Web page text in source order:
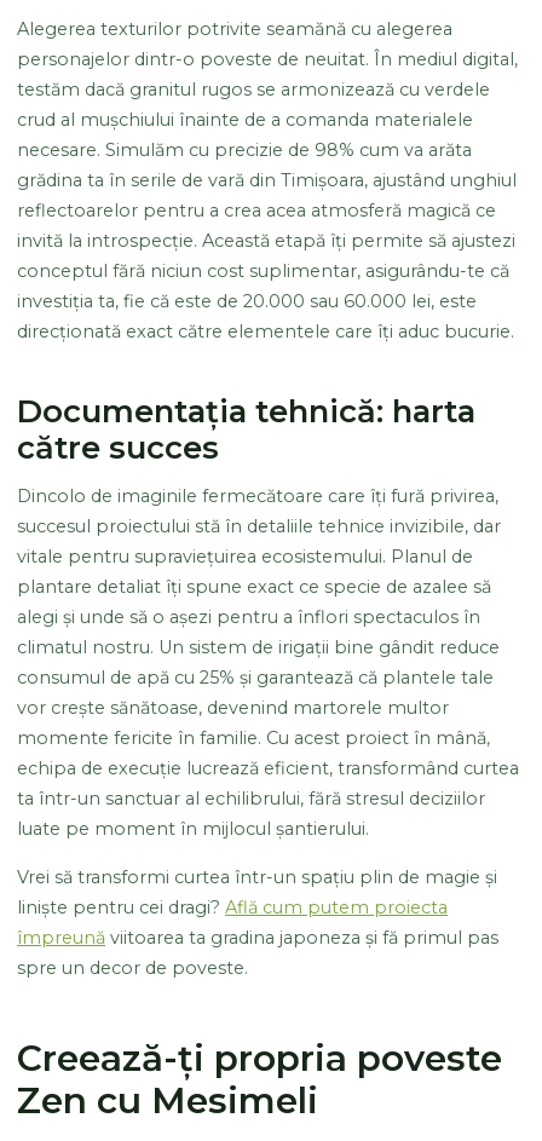
Alegerea texturilor potrivite seamănă cu alegerea
personajelor dintr-o poveste de neuitat. În mediul digital,
testăm dacă granitul rugos se armonizează cu verdele
crud al mușchiului înainte de a comanda materialele
necesare. Simulăm cu precizie de 98% cum va arăta
grădina ta în serile de vară din Timișoara, ajustând unghiul
reflectoarelor pentru a crea acea atmosferă magică ce
invită la introspecție. Această etapă îți permite să ajustezi
conceptul fără niciun cost suplimentar, asigurându-te că
investiția ta, fie că este de 20.000 sau 60.000 lei, este
direcționată exact către elementele care îți aduc bucurie.
Documentația tehnică: harta
către succes
Dincolo de imaginile fermecătoare care îți fură privirea,
succesul proiectului stă în detaliile tehnice invizibile, dar
vitale pentru supraviețuirea ecosistemului. Planul de
plantare detaliat îți spune exact ce specie de azalee să
alegi și unde să o așezi pentru a înflori spectaculos în
climatul nostru. Un sistem de irigații bine gândit reduce
consumul de apă cu 25% și garantează că plantele tale
vor crește sănătoase, devenind martorele multor
momente fericite în familie. Cu acest proiect în mână,
echipa de execuție lucrează eficient, transformând curtea
ta într-un sanctuar al echilibrului, fără stresul deciziilor
luate pe moment în mijlocul șantierului.
Vrei să transformi curtea într-un spațiu plin de magie și
liniște pentru cei dragi?Află cum putem proiecta
împreună viitoarea ta gradina japoneza și fă primul pas
spre un decor de poveste.
Creează-ți propria poveste
Zen cu Mesimeli